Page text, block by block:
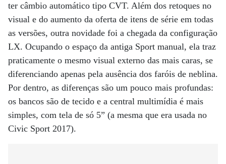
ter câmbio automático tipo CVT. Além dos retoques no
visual e do aumento da oferta de itens de série em todas
as versões, outra novidade foi a chegada da configuração
LX. Ocupando o espaço da antiga Sport manual, ela traz
praticamente o mesmo visual externo das mais caras, se
diferenciando apenas pela ausência dos faróis de neblina.
Por dentro, as diferenças são um pouco mais profundas:
os bancos são de tecido e a central multimídia é mais
simples, com tela de só 5” (a mesma que era usada no
Civic Sport 2017).